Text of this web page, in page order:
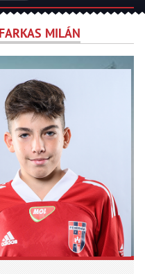
FARKAS MILÁN